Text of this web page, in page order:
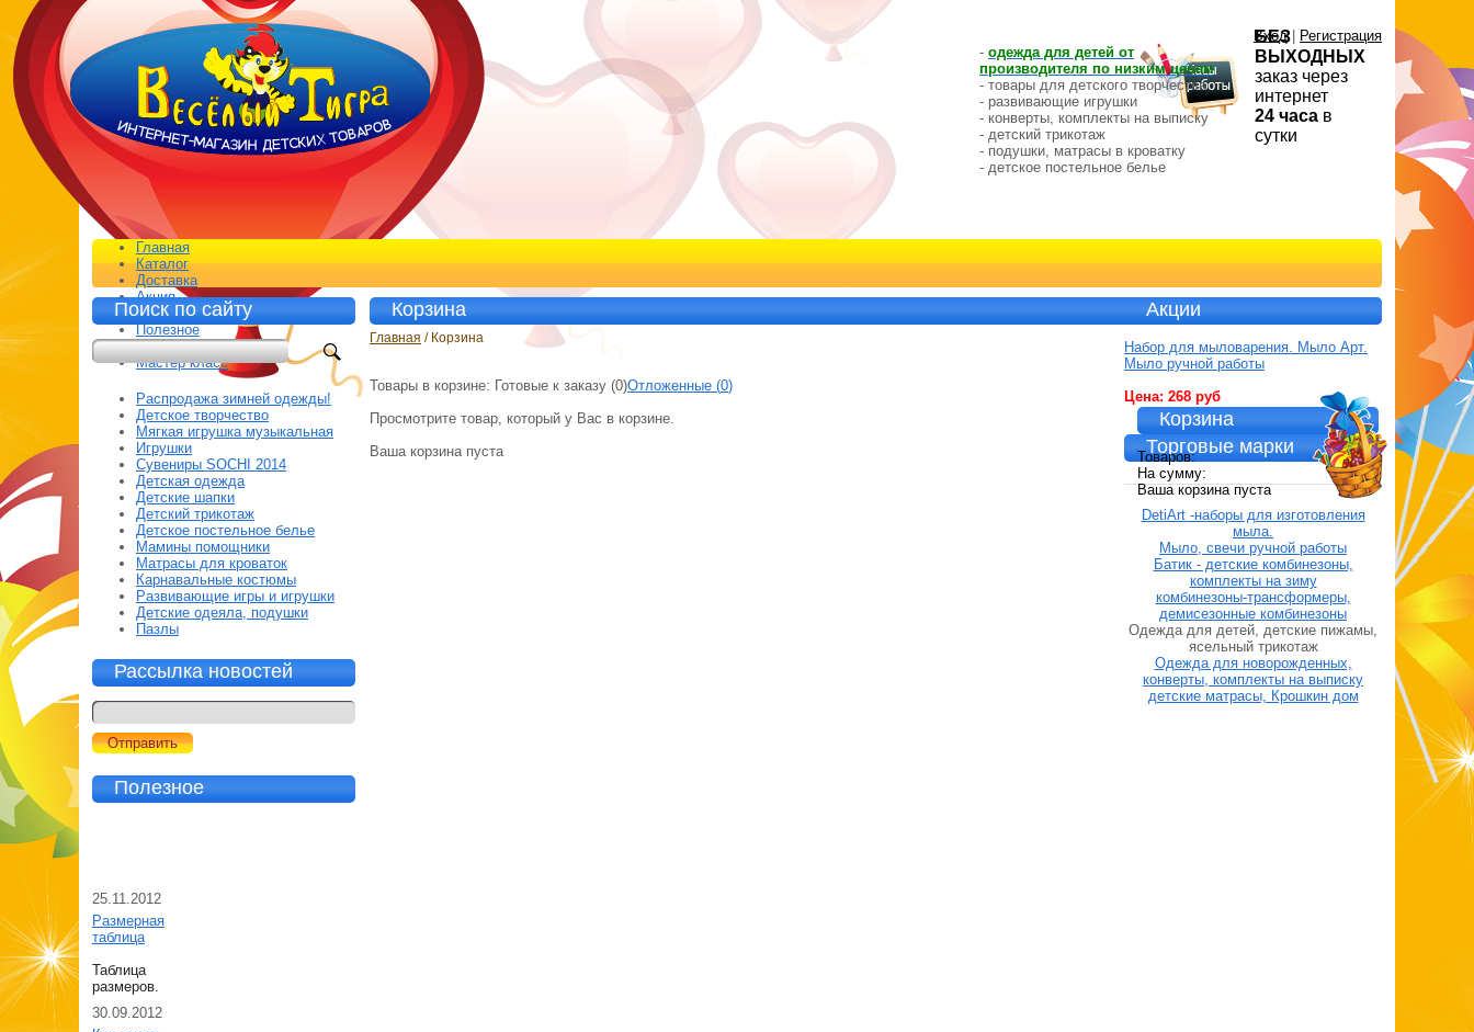
БЕЗ
ВЫХОДНЫХ
заказ через
интернет
24 часа в
сутки
Вход|
Регистрация
- одежда для детей от
производителя по низким ценам
- товары для детского творчества
- развивающие игрушки
- конверты, комплекты на выписку
- детский трикотаж
- подушки, матрасы в кроватку
- детское постельное белье
Главная
Каталог
Доставка
Акция
Контакты
Полезное
Отзывы
Мастер класс
Корзина
Главная / Корзина
Товары в корзине: Готовые к заказу (0)Отложенные (0)
Просмотрите товар, который у Вас в корзине.
Ваша корзина пуста
Поиск по сайту
Распродажа зимней одежды!
Детское творчество
Мягкая игрушка музыкальная
Игрушки
Сувениры SOCHI 2014
Детская одежда
Детские шапки
Детский трикотаж
Детское постельное белье
Мамины помощники
Матрасы для кроваток
Карнавальные костюмы
Развивающие игры и игрушки
Детские одеяла, подушки
Пазлы
Рассылка новостей
Полезное
25.11.2012
Размерная
таблица
Таблица
размеров.
30.09.2012
Корзина
Товаров:
На сумму:
Ваша корзина пуста
Акции
Набор для мыловарения. Мыло Арт.
Мыло ручной работы
Цена: 268 руб
Торговые марки
DetiArt -наборы для изготовления
мыла.
Мыло, свечи ручной работы
Батик - детские комбинезоны,
комплекты на зиму
комбинезоны-трансформеры,
демисезонные комбинезоны
Одежда для детей, детские пижамы,
ясельный трикотаж
Одежда для новорожденных,
конверты, комплекты на выписку
детские матрасы, Крошкин дом